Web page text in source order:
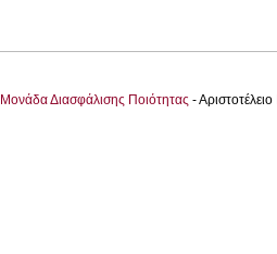
Μονάδα Διασφάλισης Ποιότητας -